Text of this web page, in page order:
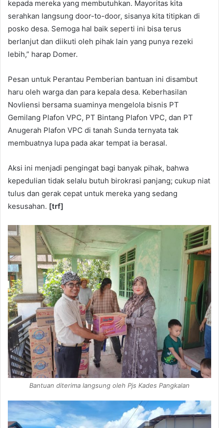
kepada mereka yang membutuhkan. Mayoritas kita
serahkan langsung door-to-door, sisanya kita titipkan di
posko desa. Semoga hal baik seperti ini bisa terus
berlanjut dan diikuti oleh pihak lain yang punya rezeki
lebih,” harap Domer.
Pesan untuk Perantau Pemberian bantuan ini disambut
haru oleh warga dan para kepala desa. Keberhasilan
Novliensi bersama suaminya mengelola bisnis PT
Gemilang Plafon VPC, PT Bintang Plafon VPC, dan PT
Anugerah Plafon VPC di tanah Sunda ternyata tak
membuatnya lupa pada akar tempat ia berasal.
Aksi ini menjadi pengingat bagi banyak pihak, bahwa
kepedulian tidak selalu butuh birokrasi panjang; cukup niat
tulus dan gerak cepat untuk mereka yang sedang
kesusahan. [trf]
Bantuan diterima langsung oleh Pjs Kades Pangkalan